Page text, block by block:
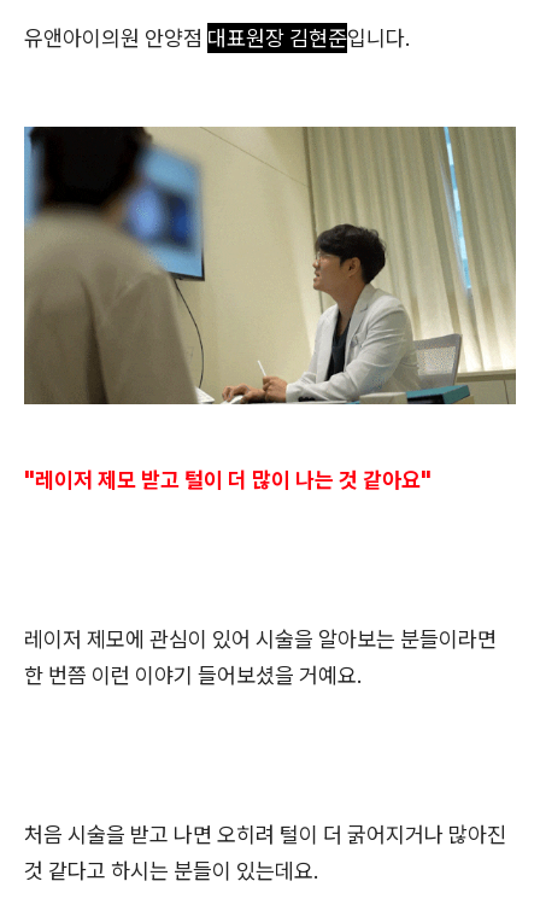
유앤아이의원 안양점 대표원장 김현준입니다.
"레이저 제모 받고 털이 더 많이 나는 것 같아요"
레이저 제모에 관심이 있어 시술을 알아보는 분들이라면
한 번쯤 이런 이야기 들어보셨을 거예요.
처음 시술을 받고 나면 오히려 털이 더 굵어지거나 많아진
것 같다고 하시는 분들이 있는데요.